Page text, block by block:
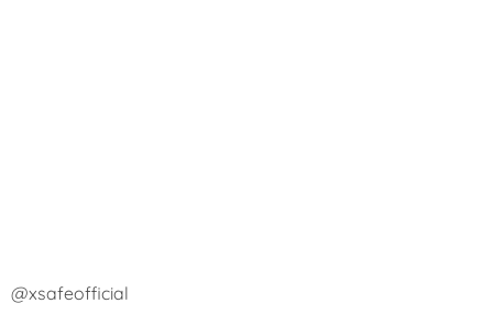
@xsafeofficial